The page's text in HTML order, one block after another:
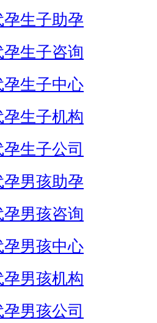
孕生子助孕
孕生子咨询
孕生子中心
孕生子机构
孕生子公司
孕男孩助孕
孕男孩咨询
孕男孩中心
孕男孩机构
孕男孩公司